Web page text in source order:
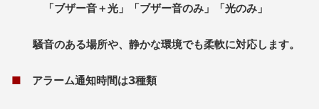
「ブザー音＋光」「ブザー音のみ」「光のみ」
騒音のある場所や、静かな環境でも柔軟に対応します。
■ アラーム通知時間は3種類